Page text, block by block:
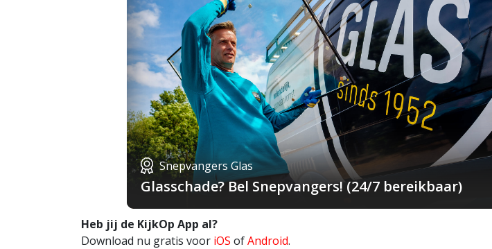
Snepvangers Glas
Glasschade? Bel Snepvangers! (24/7 bereikbaar)
Heb jij de KijkOp App al?
Download nu gratis voor iOS ofAndroid.